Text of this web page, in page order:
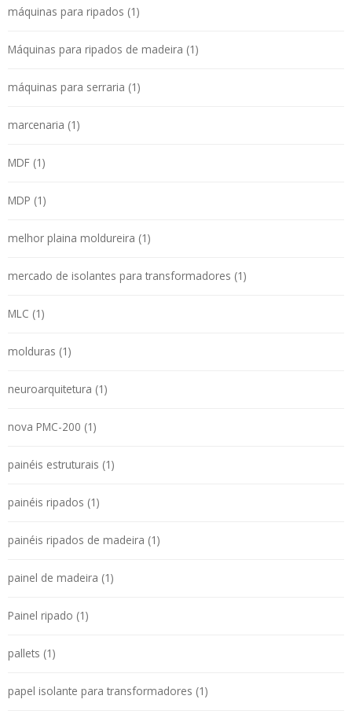
máquinas para ripados (1)
Máquinas para ripados de madeira (1)
máquinas para serraria (1)
marcenaria (1)
MDF (1)
MDP (1)
melhor plaina moldureira (1)
mercado de isolantes para transformadores (1)
MLC (1)
molduras (1)
neuroarquitetura (1)
nova PMC-200 (1)
painéis estruturais (1)
painéis ripados (1)
painéis ripados de madeira (1)
painel de madeira (1)
Painel ripado (1)
pallets (1)
papel isolante para transformadores (1)